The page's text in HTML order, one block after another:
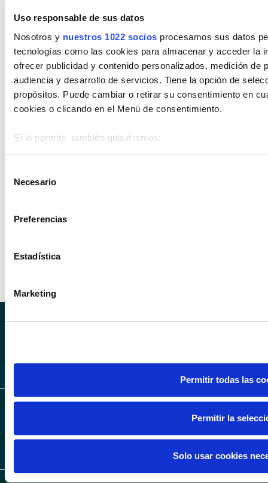
Uso responsable de sus datos
Nosotros y nuestros 1022 socios procesamos sus datos
tecnologías como las cookies para almacenar y acceder la
ofrecer publicidad y contenido personalizados, medición de
audiencia y desarrollo de servicios. Tiene la opción de
propósitos. Puede cambiar o retirar su consentimiento en
cookies o clicando en el Menú de consentimiento.
Si lo permite, también quisiéramos:
Identificar su dispositivo analizándolo activamente
Obtenga más información sobre cómo se procesan sus
web con nuestros partners de redes sociales, publicidad y
Necesario
Preferencias
Estadística
Marketing
Permitir todas las
Permitir la
Solo usar cookies
Combustible
Encuentra tu vehículo por combustible
Diésel Eléctrico Gasolina
Híbrido (Diesel)
Híbrido (Gasolina)
Híbrido enchufable
Cambio
Encuentra tu vehículo por cambios
Encuentra tu vehículo entre nuestros
Km 0 Nuevo
SÍGUENOS EN